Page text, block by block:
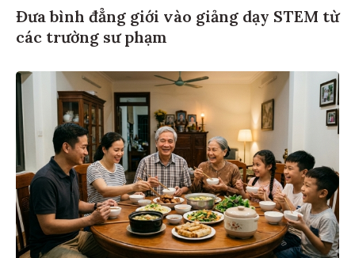
Đưa bình đẳng giới vào giảng dạy STEM từ
các trường sư phạm